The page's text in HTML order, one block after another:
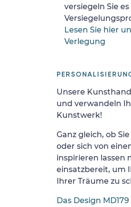
versiegeln Sie
Lesen Sie hier
Verlegung
Unsere
und verwandeln
Kunstwerk!
Ganz gleich, ob
oder sich von
inspirieren lassen
einsatzbereit, um
Ihrer Träume zu
Das Design